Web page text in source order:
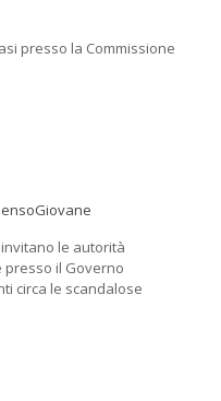
presso la Commissione
le autorità
il Governo
circa le scandalose